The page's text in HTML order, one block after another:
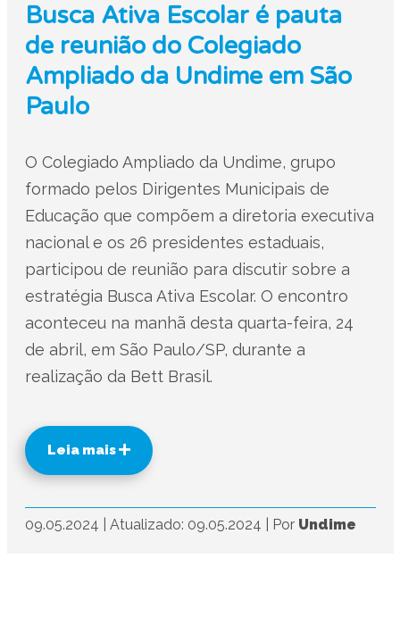
Busca Ativa Escolar é pauta
de reunião do Colegiado
Ampliado da Undime em São
Paulo
O Colegiado Ampliado da Undime, grupo
formado pelos Dirigentes Municipais de
Educação que compõem a diretoria executiva
nacional e os 26 presidentes estaduais,
participou de reunião para discutir sobre a
estratégia Busca Ativa Escolar. O encontro
aconteceu na manhã desta quarta-feira, 24
de abril, em São Paulo/SP, durante a
realização da Bett Brasil.
Leia mais
09.05.2024 Atualizado: 09.05.2024 Por Undime